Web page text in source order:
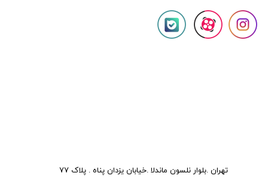
تهران .بلوار نلسون ماندلا .خیابان یزدان پناه . پلاک 77